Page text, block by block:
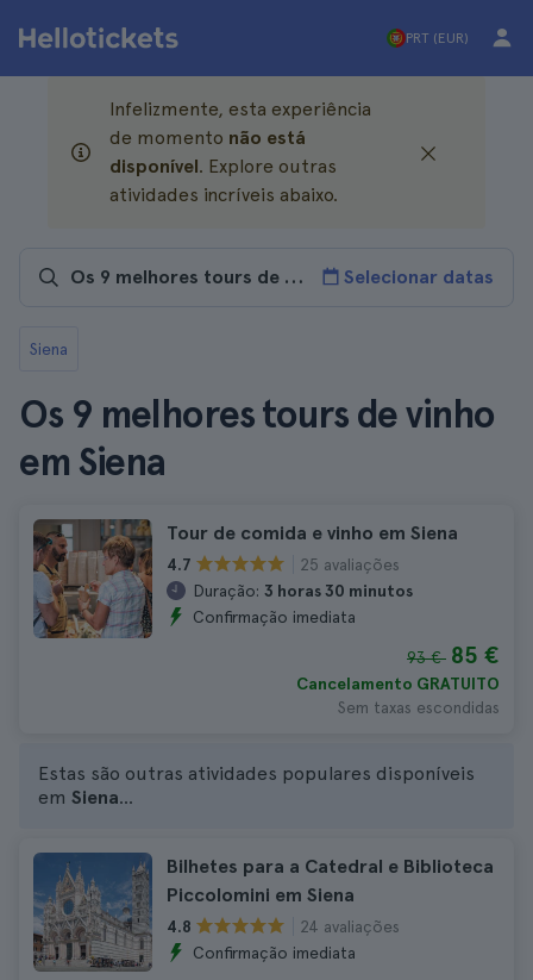
PRT (EUR)
Infelizmente, esta experiência
de momento não está
disponível. Explore outras
atividades incríveis abaixo.
Selecionar datas
Siena
Os 9 melhores tours de vinho
em Siena
Tour de comida e vinho em Siena
4.7
25 avaliações
Duração: 3 horas 30 minutos
Confirmação imediata
93 € 85 €
Cancelamento GRATUITO
Sem taxas escondidas
Estas são outras atividades populares disponíveis
em Siena...
Bilhetes para a Catedral e Biblioteca
Piccolomini em Siena
4.8
24 avaliações
Confirmação imediata